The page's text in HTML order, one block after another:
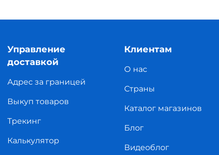
Управление
доставкой
Адрес за границей
Выкуп товаров
Трекинг
Калькулятор
Клиентам
О нас
Страны
Каталог магазинов
Блог
Видеоблог